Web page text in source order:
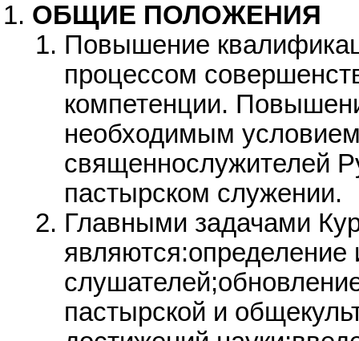
ОБЩИЕ ПОЛОЖЕНИЯ
Повышение
процессом
компетенции.
необходимым
священнослужителей
пастырском служении.
Главными задачами
являются:определение
пастырской и